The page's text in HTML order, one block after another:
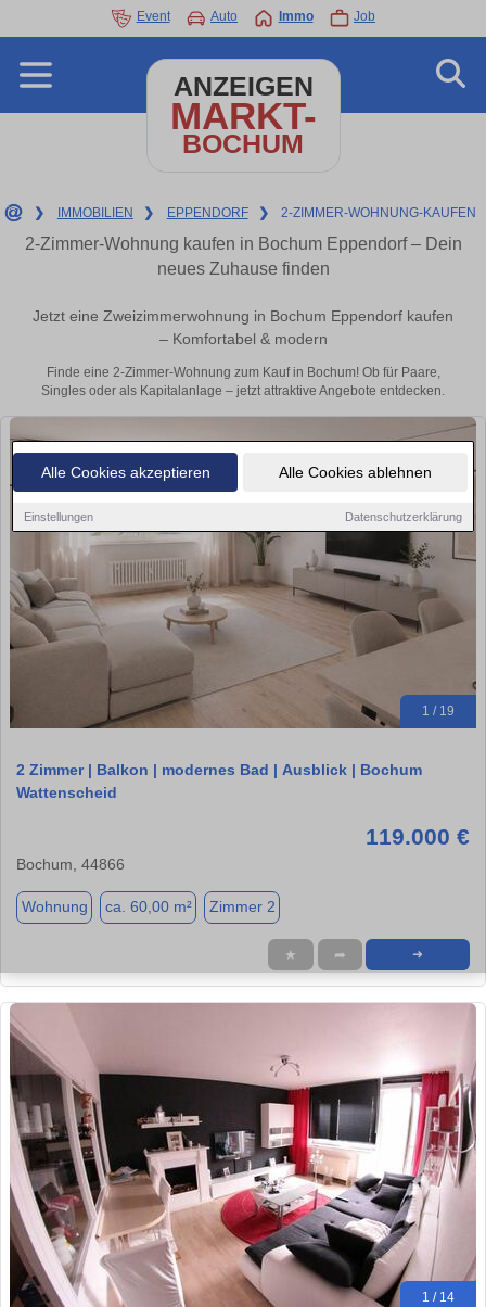
Alle Cookies akzeptieren Alle Cookies ablehnen
Einstellungen Datenschutzerklärung
Event Auto Immo Job
ANZEIGEN
MARKT-
BOCHUM
❯ IMMOBILIEN ❯ EPPENDORF ❯ 2-ZIMMER-WOHNUNG-KAUFEN
2-Zimmer-Wohnung kaufen in Bochum Eppendorf – Dein
neues Zuhause finden
Jetzt eine Zweizimmerwohnung in Bochum Eppendorf kaufen
– Komfortabel & modern
Finde eine 2-Zimmer-Wohnung zum Kauf in Bochum! Ob für Paare,
Singles oder als Kapitalanlage – jetzt attraktive Angebote entdecken.
1 / 19
2 Zimmer | Balkon | modernes Bad | Ausblick | Bochum
Wattenscheid
119.000 €
Bochum, 44866
Wohnung ca. 60,00 m² Zimmer 2
★ ➦ ➜
1 / 14